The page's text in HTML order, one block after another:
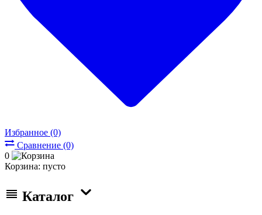
Избранное (0)
Сравнение (0)
0
Корзина: пусто
Каталог